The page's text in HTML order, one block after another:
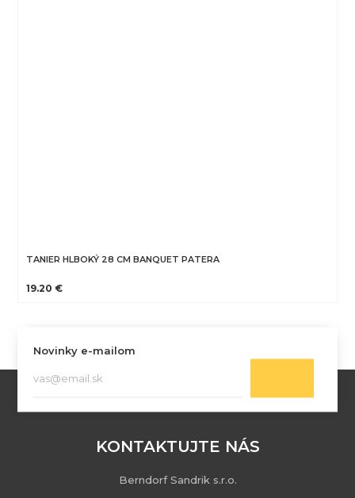
TANIER HLBOKÝ 28 CM BANQUET PATERA
19.20 €
Novinky e-mailom
KONTAKTUJTE NÁS
Berndorf Sandrik s.r.o.